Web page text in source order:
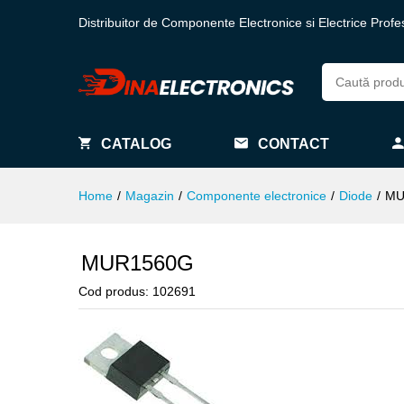
Distribuitor de Componente Electronice si Electrice
CATALOG CONTACT
Home / Magazin / Componente electronice / Diode /
MUR1560G
Cod produs: 102691